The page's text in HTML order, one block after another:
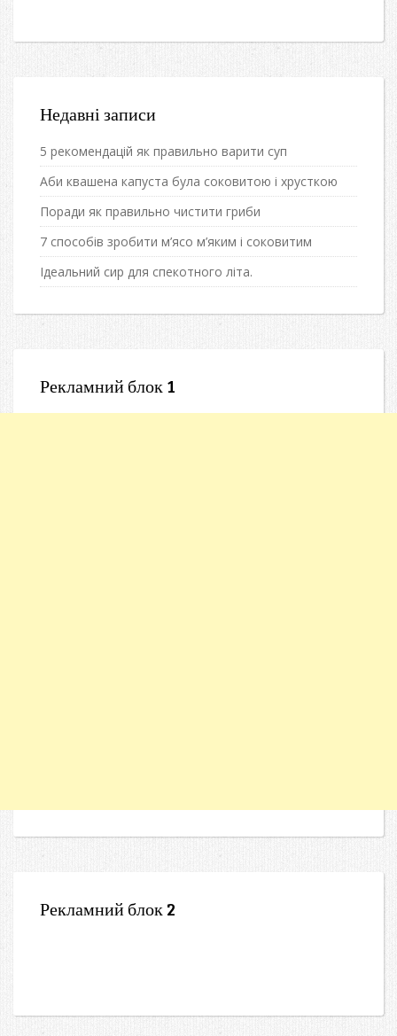
Недавні записи
5 рекомендацій як правильно варити суп
Аби квашена капуста була соковитою і хрусткою
Поради як правильно чистити гриби
7 способів зробити м’ясо м’яким і соковитим
Ідеальний сир для спекотного літа.
Рекламний блок 1
Рекламний блок 2